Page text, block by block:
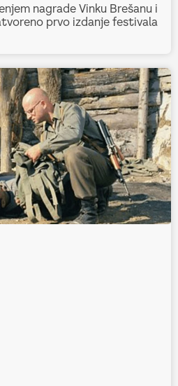
nagrade Vinku Brešanu i
prvo izdanje festivala